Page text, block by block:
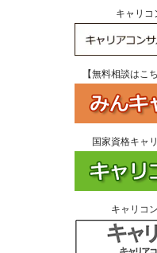
キャリコ
【無料相談はこ
国家資格キャ
キャリコ